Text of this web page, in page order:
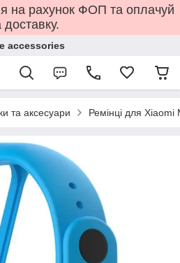
на рахунок ФОП та оплачуй
доставку.
accessories
та аксесуари Ремінці для Xiaomi